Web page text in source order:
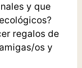
y que
regalos de
os y